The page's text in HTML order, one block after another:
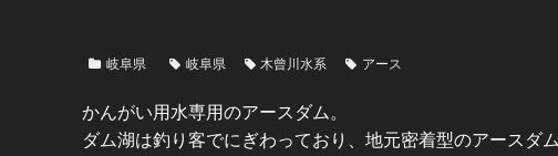
岐阜県 岐阜県 木曾川水系 アース
かんがい用水専用のアースダム。
ダム湖は釣り客でにぎわっており、地元密着型のアースダ